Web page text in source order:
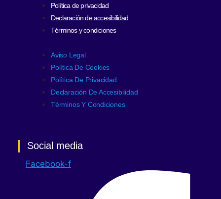
Política de privacidad
Declaración de accesibilidad
Términos y condiciones
Aviso Legal
Política De Cookies
Política De Privacidad
Declaración De Accesibilidad
Términos Y Condiciones
Social media
Facebook-f